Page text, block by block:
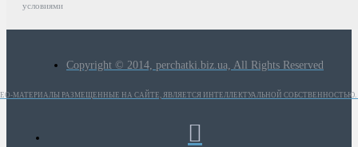
условиями
Copyright © 2014, perchatki.biz.ua, All Rights Reserved
МАТЕРИАЛЫ РАЗМЕЩЕННЫЕ НА САЙТЕ, ЯВЛЯЕТСЯ ИНТЕЛЛЕКТУАЛЬНОЙ